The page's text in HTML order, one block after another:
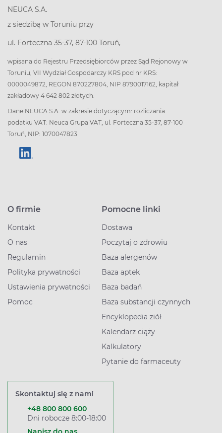
NEUCA S.A.
z siedzibą w Toruniu przy
ul. Forteczna 35-37, 87-100 Toruń,
wpisana do Rejestru Przedsiębiorców przez Sąd Rejonowy w
Toruniu, VII Wydział Gospodarczy KRS pod nr KRS:
0000049872, REGON 870227804, NIP 8790017162, kapitał
zakładowy 4 642 802 złotych.
Dane NEUCA S.A. w zakresie dotyczącym: rozliczania
podatku VAT: Neuca Grupa VAT, ul. Forteczna 35-37, 87-100
Toruń, NIP: 1070047823
O firmie
Kontakt
O nas
Regulamin
Polityka prywatności
Ustawienia prywatności
Pomoc
Pomocne linki
Dostawa
Poczytaj o zdrowiu
Baza alergenów
Baza aptek
Baza badań
Baza substancji czynnych
Encyklopedia ziół
Kalendarz ciąży
Kalkulatory
Pytanie do farmaceuty
Skontaktuj się z nami
+48 800 800 600
Dni robocze 8:00-18:00